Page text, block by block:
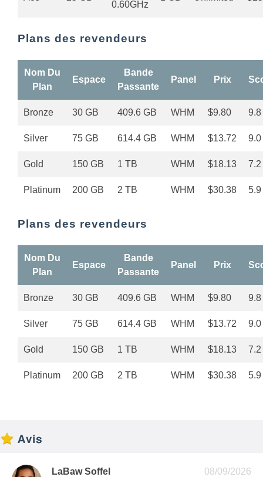
0.60GHz
Plans des revendeurs
Nom Du
Plan
Espace
Bande
Passante
Panel Prix
Bronze 30 GB 409.6 GB WHM $9.80 9.8
Silver 75 GB 614.4 GB WHM $13.72 9.0
Gold 150 GB 1 TB WHM $18.13 7.2
Platinum 200 GB 2 TB WHM $30.38 5.9
Plans des revendeurs
Nom Du
Plan
Espace
Bande
Passante
Panel Prix
Bronze 30 GB 409.6 GB WHM $9.80 9.8
Silver 75 GB 614.4 GB WHM $13.72 9.0
Gold 150 GB 1 TB WHM $18.13 7.2
Platinum 200 GB 2 TB WHM $30.38 5.9
Avis
08/09/2026
LaBaw Soffel